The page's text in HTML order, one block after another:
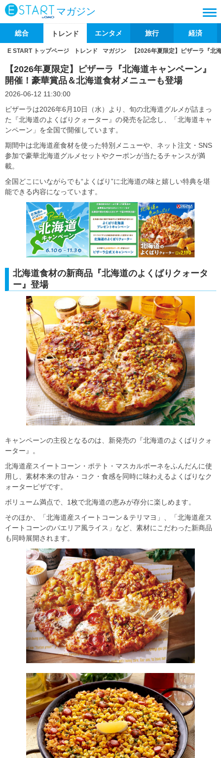
マガジン
総合 トレンド エンタメ 旅行 経済
E START トップページ トレンド マガジン 【2026年夏限定】ピザーラ『北
【2026年夏限定】ピザーラ『北海道キャンペーン』
開催！豪華賞品＆北海道食材メニューも登場
2026-06-12 11:30:00
ピザーラは2026年6月10日（水）より、旬の北海道グルメが詰まっ
た『北海道のよくばりクォーター』の発売を記念し、「北海道キャ
ンペーン」を全国で開催しています。
期間中は北海道産食材を使った特別メニューや、ネット注文・SNS
参加で豪華北海道グルメセットやクーポンが当たるチャンスが満
載。
全国どこにいながらでも“よくばり”に北海道の味と嬉しい特典を堪
能できる内容になっています。
北海道食材の新商品『北海道のよくばりクォータ
ー』登場
キャンペーンの主役となるのは、新発売の『北海道のよくばりクォ
ーター』。
北海道産スイートコーン・ポテト・マスカルポーネをふんだんに使
用し、素材本来の甘み・コク・食感を同時に味わえるよくばりなク
ォーターピザです。
ボリューム満点で、1枚で北海道の恵みが存分に楽しめます。
そのほか、「北海道産スイートコーン＆テリマヨ」、「北海道産ス
イートコーンのパエリア風ライス」など、素材にこだわった新商品
も同時展開されます。